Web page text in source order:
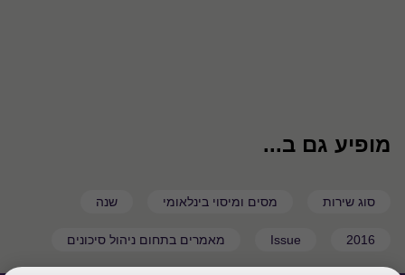
מופיע גם ב...
סוג שירות מסים ומיסוי בינלאומי שנה
2016
Issue מאמרים בתחום ניהול סיכונים